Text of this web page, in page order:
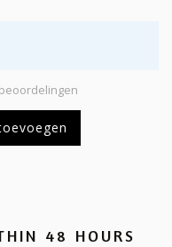
48 HOURS